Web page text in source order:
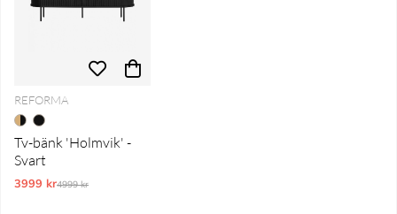
REFORMA
Tv-bänk 'Holmvik' -
Svart
3999 krOrdinarie pris:
4999 kr